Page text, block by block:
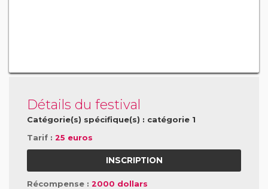
Détails du festival
Catégorie(s) spécifique(s) : catégorie 1
Tarif : 25 euros
INSCRIPTION
Récompense : 2000 dollars